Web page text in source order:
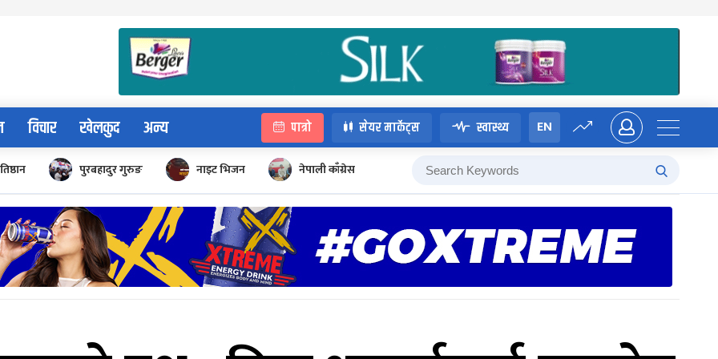
विचार खेलकुद अन्य पात्रो सेयर मार्केट्स स्वास्थ्य EN
पुरबहादुर गुरुङ नाइट भिजन नेपाली काँग्रेस